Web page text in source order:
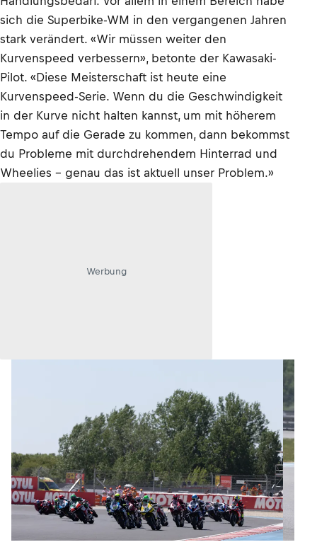
sich die Superbike-WM in den vergangenen Jahren
stark verändert. «Wir müssen weiter den
Kurvenspeed verbessern», betonte der Kawasaki-
Pilot. «Diese Meisterschaft ist heute eine
Kurvenspeed-Serie. Wenn du die Geschwindigkeit
in der Kurve nicht halten kannst, um mit höherem
Tempo auf die Gerade zu kommen, dann bekommst
du Probleme mit durchdrehendem Hinterrad und
Wheelies – genau das ist aktuell unser Problem.»
Werbung